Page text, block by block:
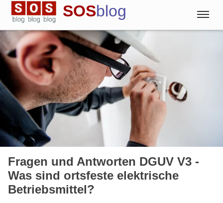
SOSblog
Blog
Englisch Deutsch Spanisch
Fragen und Antworten DGUV V3 -
Was sind ortsfeste elektrische
Betriebsmittel?